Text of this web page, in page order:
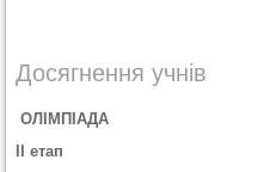
Досягнення учнів
ОЛІМПІАДА
ІІ етап